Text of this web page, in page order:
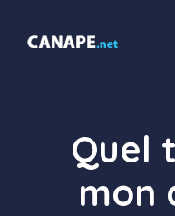
contenu
Quel
mon